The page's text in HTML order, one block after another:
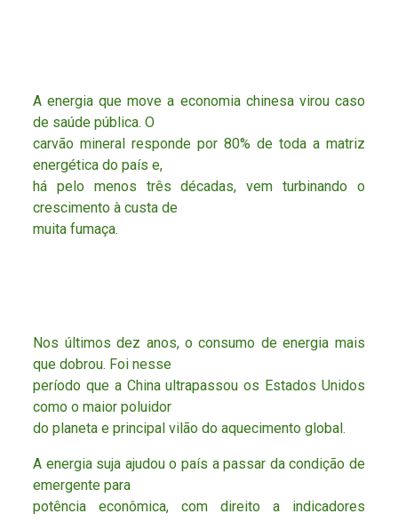
A energia que move a economia chinesa virou caso
de saúde pública. O
carvão mineral responde por 80% de toda a matriz
energética do país e,
há pelo menos três décadas, vem turbinando o
crescimento à custa de
muita fumaça.
Nos últimos dez anos, o consumo de energia mais
que dobrou. Foi nesse
período que a China ultrapassou os Estados Unidos
como o maior poluidor
do planeta e principal vilão do aquecimento global.
A energia suja ajudou o país a passar da condição de
emergente para
potência econômica, com direito a indicadores